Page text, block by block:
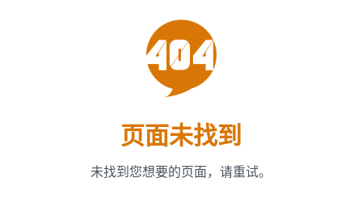

页面未找到
未找到您想要的页面，请重试。